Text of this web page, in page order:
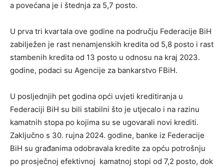
a povećana je i štednja za 5,7 posto.
U prva tri kvartala ove godine na području Federacije BiH
zabilježen je rast nenamjenskih kredita od 5,8 posto i rast
stambenih kredita od 13 posto u odnosu na kraj 2023.
godine, podaci su Agencije za bankarstvo FBiH.
U posljednjih pet godina opći uvjeti kreditiranja u
Federaciji BiH su bili stabilni što je utjecalo i na razinu
kamatnih stopa po kojima su se ugovarali novi krediti.
Zaključno s 30. rujna 2024. godine, banke iz Federacije
BiH su građanima odobravala kredite za opću potrošnju
po prosječnoj efektivnoj kamatnoj stopi od 7,2 posto, dok